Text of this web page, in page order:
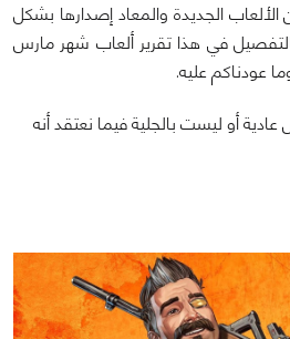
الجديدة والمعاد إصدارها بشكل
في هذا تقرير ألعاب شهر مارس
أو ليست بالجلية فيما نعتقد أنه